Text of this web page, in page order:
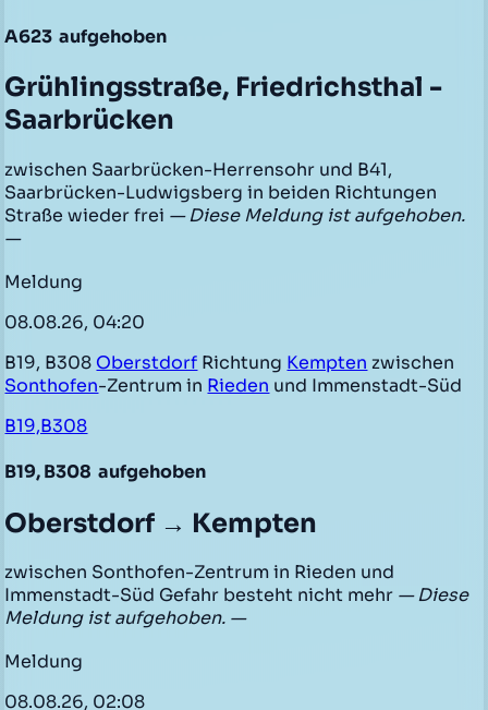
A623 aufgehoben
Grühlingsstraße, Friedrichsthal -
Saarbrücken
zwischen Saarbrücken-Herrensohr und B41,
Saarbrücken-Ludwigsberg in beiden Richtungen
Straße wieder frei — Diese Meldung ist aufgehoben.
—
Meldung
08.08.26, 04:20
B19, B308 Oberstdorf Richtung Kempten zwischen
Sonthofen-Zentrum in Rieden und Immenstadt-Süd
B19,B308
B19, B308 aufgehoben
Oberstdorf → Kempten
zwischen Sonthofen-Zentrum in Rieden und
Immenstadt-Süd Gefahr besteht nicht mehr — Diese
Meldung ist aufgehoben. —
Meldung
08.08.26, 02:08